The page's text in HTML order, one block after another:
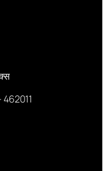
462011